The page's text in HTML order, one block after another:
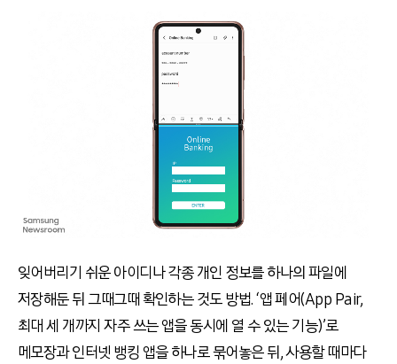
잊어버리기 쉬운 아이디나 각종 개인 정보를 하나의 파일에
저장해둔 뒤 그때그때 확인하는 것도 방법. ‘앱 페어(App Pair,
최대 세 개까지 자주 쓰는 앱을 동시에 열 수 있는 기능)’로
메모장과 인터넷 뱅킹 앱을 하나로 묶어놓은 뒤, 사용할 때마다